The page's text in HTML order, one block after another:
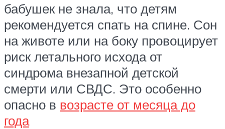
бабушек не знала, что детям
рекомендуется спать на спине. Сон
на животе или на боку провоцирует
риск летального исхода от
синдрома внезапной детской
смерти или СВДС. Это особенно
опасно в возрасте от месяца до
года